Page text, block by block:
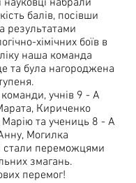
науковці набрали
балів, посівши
результатами
хімічних боїв в
наша команда
та була нагороджена
учнів 9 - А
Кириченко
Марію та учениць 8 - А
Могилка
стали переможцями
змагань.
перемог!